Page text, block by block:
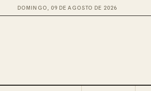
DOMINGO, 09 DE AGOSTO DE 2026